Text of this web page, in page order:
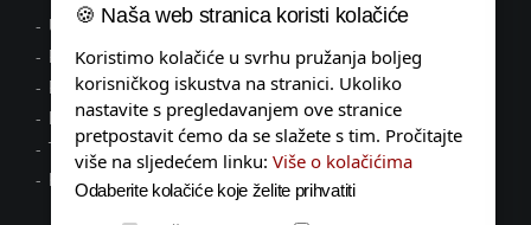
Uvjeti korištenja
Politika privatnosti
Pravila o kolačićima
Impressum
Tagovi
Kontakt
🍪 Naša web stranica koristi kolačiće
Koristimo kolačiće u svrhu pružanja boljeg
korisničkog iskustva na stranici. Ukoliko
nastavite s pregledavanjem ove stranice
pretpostavit ćemo da se slažete s tim. Pročitajte
više na sljedećem linku: Više o kolačićima
Odaberite kolačiće koje želite prihvatiti